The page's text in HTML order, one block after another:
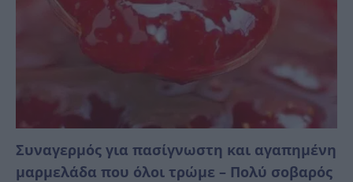
Συναγερμός για πασίγνωστη και αγαπημένη
μαρμελάδα που όλοι τρώμε – Πολύ σοβαρός